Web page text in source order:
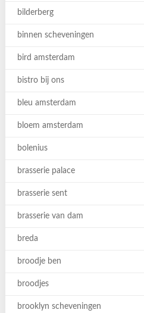
bilderberg
binnen scheveningen
bird amsterdam
bistro bij ons
bleu amsterdam
bloem amsterdam
bolenius
brasserie palace
brasserie sent
brasserie van dam
breda
broodje ben
broodjes
brooklyn scheveningen